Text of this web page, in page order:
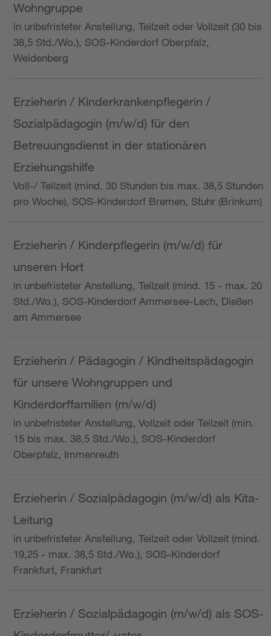
Wohngruppe
in unbefristeter Anstellung, Teilzeit oder Vollzeit (30 bis
38,5 Std./Wo.), SOS-Kinderdorf Oberpfalz,
Weidenberg
Erzieherin / Kinderkrankenpflegerin /
Sozialpädagogin (m/w/d) für den
Betreuungsdienst in der stationären
Erziehungshilfe
Voll-/ Teilzeit (mind. 30 Stunden bis max. 38,5 Stunden
pro Woche), SOS-Kinderdorf Bremen, Stuhr (Brinkum)
Erzieherin / Kinderpflegerin (m/w/d) für
unseren Hort
in unbefristeter Anstellung, Teilzeit (mind. 15 - max. 20
Std./Wo.), SOS-Kinderdorf Ammersee-Lech, Dießen
am Ammersee
Erzieherin / Pädagogin / Kindheitspädagogin
für unsere Wohngruppen und
Kinderdorffamilien (m/w/d)
in unbefristeter Anstellung, Vollzeit oder Teilzeit (min.
15 bis max. 38,5 Std./Wo.), SOS-Kinderdorf
Oberpfalz, Immenreuth
Erzieherin / Sozialpädagogin (m/w/d) als Kita-
Leitung
in unbefristeter Anstellung, Teilzeit oder Vollzeit (mind.
19,25 - max. 38,5 Std./Wo.), SOS-Kinderdorf
Frankfurt, Frankfurt
Erzieherin / Sozialpädagogin (m/w/d) als SOS-